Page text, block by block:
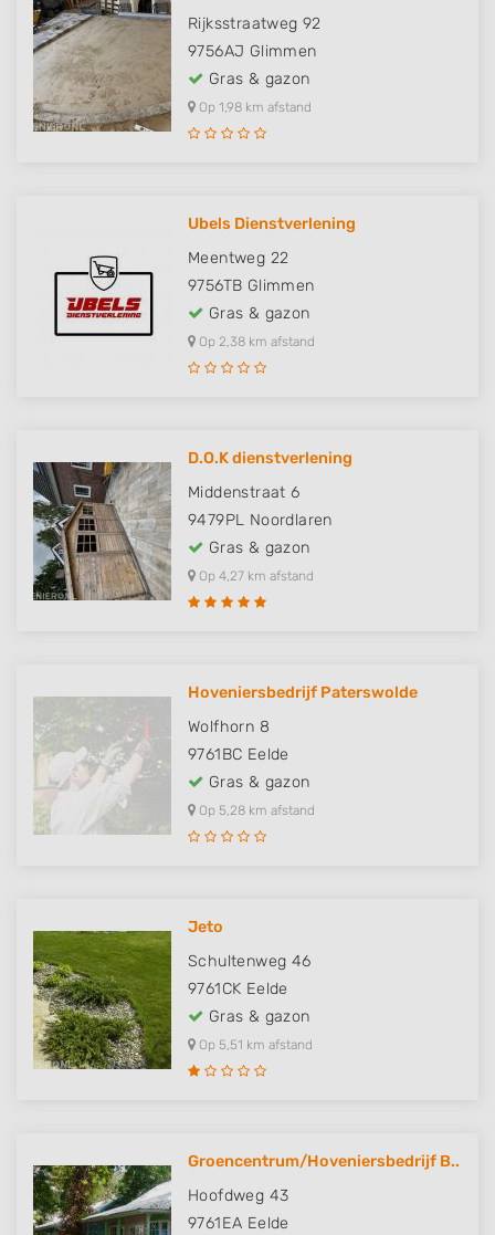
Rijksstraatweg 92
9756AJ Glimmen
Gras & gazon
Op 1,98 km afstand
Ubels Dienstverlening
Meentweg 22
9756TB Glimmen
Gras & gazon
Op 2,38 km afstand
D.O.K dienstverlening
Middenstraat 6
9479PL Noordlaren
Gras & gazon
Op 4,27 km afstand
Hoveniersbedrijf Paterswolde
Wolfhorn 8
9761BC Eelde
Gras & gazon
Op 5,28 km afstand
Jeto
Schultenweg 46
9761CK Eelde
Gras & gazon
Op 5,51 km afstand
Groencentrum/Hoveniersbedrijf B..
Hoofdweg 43
9761EA Eelde